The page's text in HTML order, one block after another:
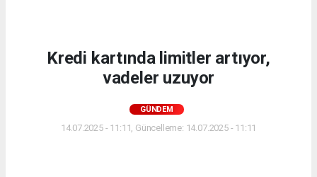
Kredi kartında limitler artıyor,
vadeler uzuyor
GÜNDEM
14.07.2025 - 11:11, Güncelleme: 14.07.2025 - 11:11